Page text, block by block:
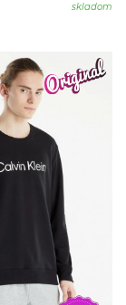
skladom